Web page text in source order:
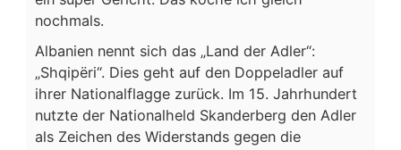
nochmals.
Albanien nennt sich das „Land der Adler“:
„Shqipëri“. Dies geht auf den Doppeladler auf
ihrer Nationalflagge zurück. Im 15. Jahrhundert
nutzte der Nationalheld Skanderberg den Adler
als Zeichen des Widerstands gegen die